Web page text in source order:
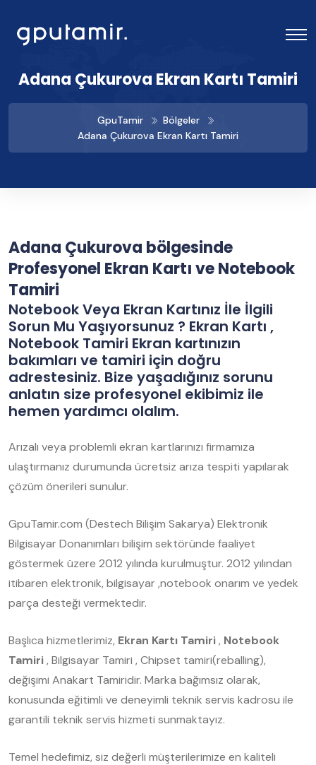
Adana Çukurova Ekran Kartı Tamiri
GpuTamir
Bölgeler
Adana Çukurova Ekran Kartı Tamiri
Adana Çukurova bölgesinde
Profesyonel Ekran Kartı ve Notebook
Tamiri
Notebook Veya Ekran Kartınız İle İlgili
Sorun Mu Yaşıyorsunuz ? Ekran Kartı ,
Notebook Tamiri Ekran kartınızın
bakımları ve tamiri için doğru
adrestesiniz. Bize yaşadığınız sorunu
anlatın size profesyonel ekibimiz ile
hemen yardımcı olalım.
Arızalı veya problemli ekran kartlarınızı firmamıza
ulaştırmanız durumunda ücretsiz arıza tespiti yapılarak
çözüm önerileri sunulur.
GpuTamir.com (Destech Bilişim Sakarya) Elektronik
Bilgisayar Donanımları bilişim sektöründe faaliyet
göstermek üzere 2012 yılında kurulmuştur. 2012 yılından
itibaren elektronik, bilgisayar ,notebook onarım ve yedek
parça desteği vermektedir.
Başlıca hizmetlerimiz, Ekran Kartı Tamiri, Notebook
Tamiri, Bilgisayar Tamiri , Chipset tamiri(reballing),
değişimi Anakart Tamiridir. Marka bağımsız olarak,
konusunda eğitimli ve deneyimli teknik servis kadrosu ile
garantili teknik servis hizmeti sunmaktayız.
Temel hedefimiz, siz değerli müşterilerimize en kaliteli